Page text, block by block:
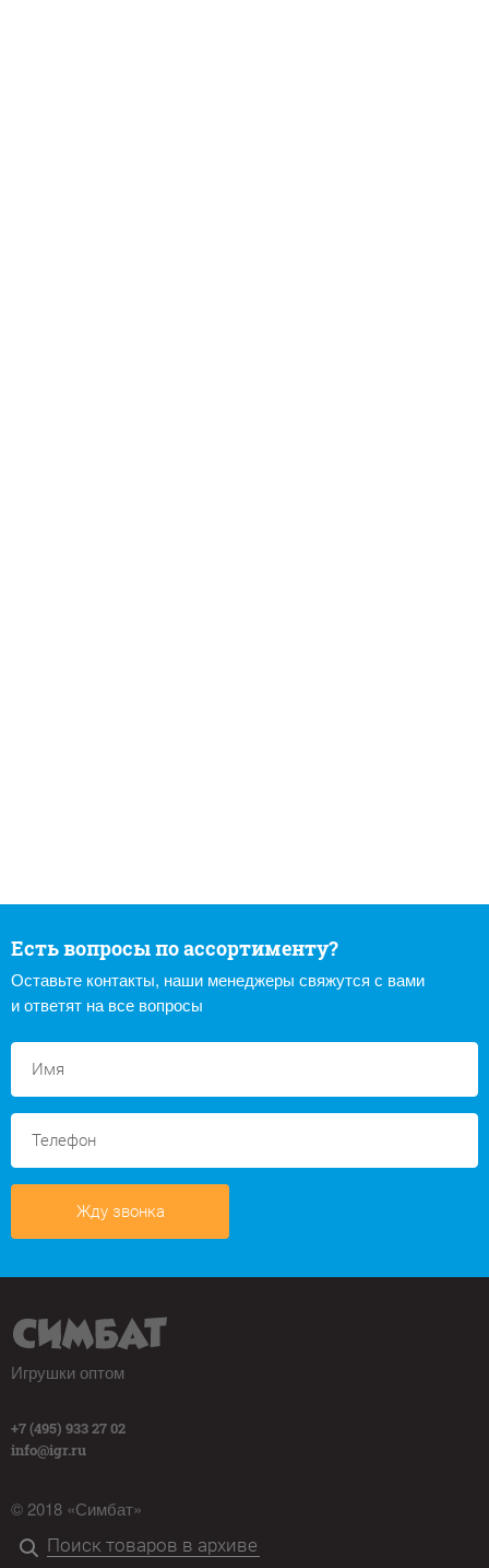
Есть вопросы по ассортименту?
Оставьте контакты, наши менеджеры свяжутся с вами
и ответят на все вопросы
Жду звонка
Игрушки оптом
+7 (495) 933 27 02
info@igr.ru
© 2018 «Симбат»